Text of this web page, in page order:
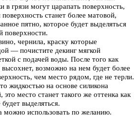
в грязи могут царапать поверхность,
станет более матовой,
пятно, которое будет выделяться
поверхности.
чернила, краску которые
— почистите декинг мягкой
с подачей воды. После того как
возможно на нем будет более
чем место рядом, где не терли.
жидкостью на основе силикона
место станет такого же оттенка как
выделяться.
использовать по желанию.